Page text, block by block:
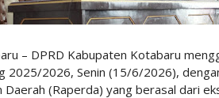
– DPRD Kabupaten Kotabaru
2025/2026, Senin (15/6/2026),
(Raperda) yang berasal dari